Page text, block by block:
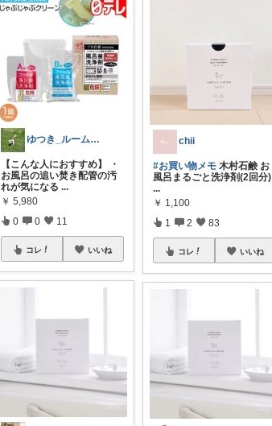
ゆつき_ルームでより良い生活に
【こんな人におすすめ】 ・
お風呂の追い焚き配管の汚
れが気になる ...
￥ 5,980
0 0 11
コレ いいね
chii ‪
#お買い物メモ 木村石鹸 お
風呂まるごと洗浄剤(2回分)
...
￥ 1,100
1 2 83
コレ いいね